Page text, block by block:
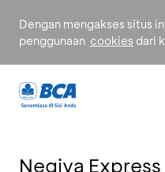
Dengan mengakses situs
penggunaan cookies dari
Negiya